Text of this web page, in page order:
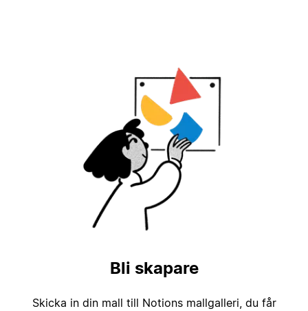
Bli skapare
Skicka in din mall till Notions mallgalleri, du får